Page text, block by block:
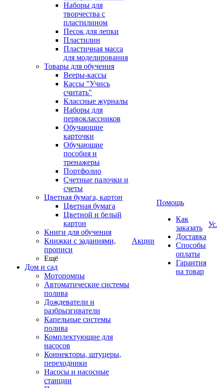
Наборы для
творчества с
пластилином
Песок для лепки
Пластилин
Пластичная масса
для моделирования
Товары для обучения
Вееры-кассы
Кассы "Учись
считать"
Классные журналы
Наборы для
первоклассников
Обучающие
карточки
Обучающие
пособия и
тренажеры
Портфолио
Счетные палочки и
счеты
Цветная бумага, картон
Цветная бумага
Цветной и белый
картон
Книги для обучения
Книжки с заданиями,
прописи
Ещё
Дом и сад
Мотопомпы
Автоматические системы
полива
Дождеватели и
разбрызгиватели
Капельные системы
полива
Комплектующие для
насосов
Коннекторы, штуцеры,
переходники
Насосы и насосные
станции
Акции
Помощь
Как
заказать
Доставка
Способы
оплаты
Гарантия
на товар